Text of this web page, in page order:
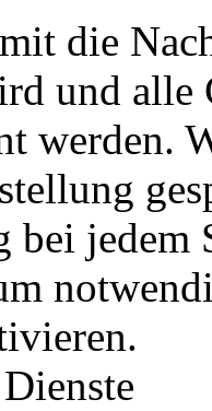
die
und
werden.
jedem